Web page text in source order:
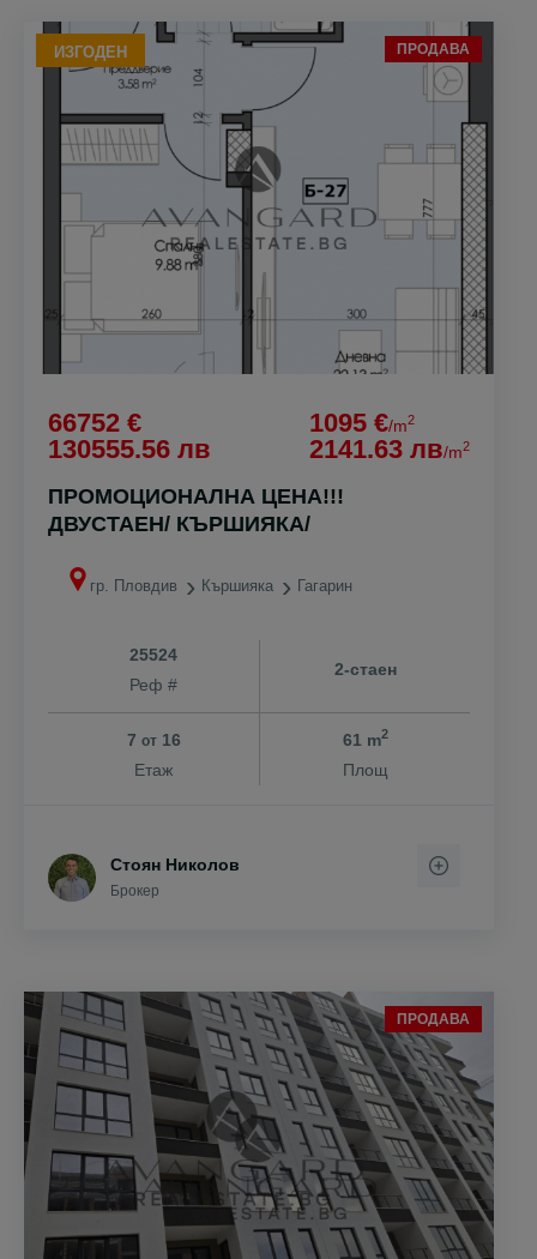
ПРОДАВА
ИЗГОДЕН
66752 €
130555.56 лв
1095 €/m2
2141.63 лв/m2
ПРОМОЦИОНАЛНА ЦЕНА!!!
ДВУСТАЕН/ КЪРШИЯКА/
гр. Пловдив Кършияка Гагарин
25524
Реф #
2-стаен
7 от16
Етаж
61 m2
Площ
Стоян Николов
Брокер
ПРОДАВА